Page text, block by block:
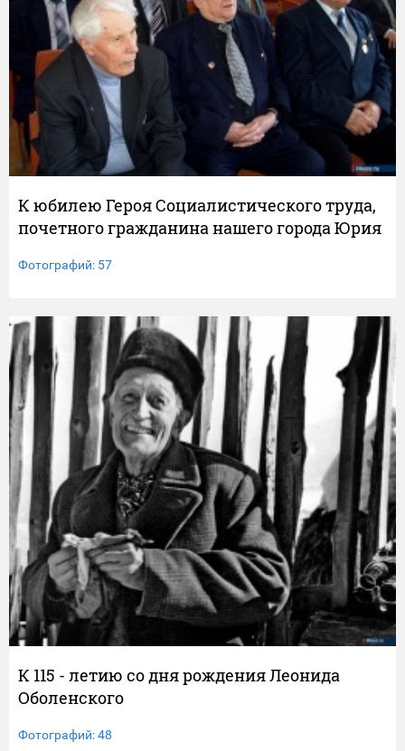
К юбилею Героя Социалистического труда,
почетного гражданина нашего города Юрия
Фотографий: 57
К 115 - летию со дня рождения Леонида
Оболенского
Фотографий: 48